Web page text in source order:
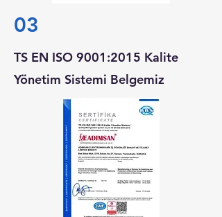
03
TS EN ISO 9001:2015 Kalite
Yönetim Sistemi Belgemiz